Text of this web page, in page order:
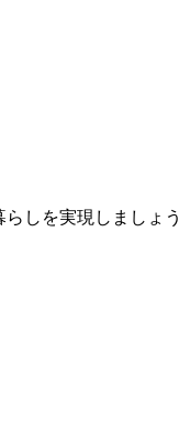
しを実現しましょう